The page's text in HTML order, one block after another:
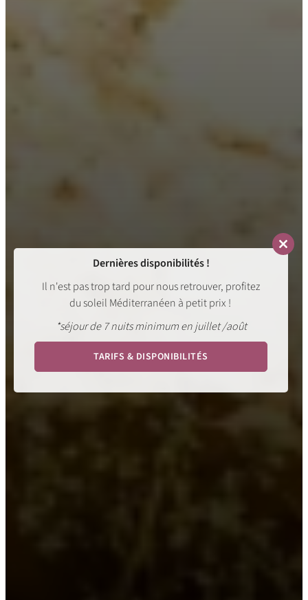
Close
Dernières disponibilités !
Il n'est pas trop tard pour nous retrouver, profitez
du soleil Méditerranéen à petit prix !
*séjour de 7 nuits minimum en juillet /août
TARIFS & DISPONIBILITÉS